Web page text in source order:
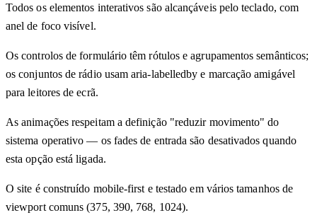
Todos os elementos interativos são alcançáveis pelo teclado, com
anel de foco visível.
Os controlos de formulário têm rótulos e agrupamentos semânticos;
os conjuntos de rádio usam aria-labelledby e marcação amigável
para leitores de ecrã.
As animações respeitam a definição "reduzir movimento" do
sistema operativo — os fades de entrada são desativados quando
esta opção está ligada.
O site é construído mobile-first e testado em vários tamanhos de
viewport comuns (375, 390, 768, 1024).